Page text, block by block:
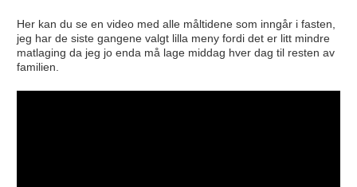
Her kan du se en video med alle måltidene som inngår i fasten,
jeg har de siste gangene valgt lilla meny fordi det er litt mindre
matlaging da jeg jo enda må lage middag hver dag til resten av
familien.